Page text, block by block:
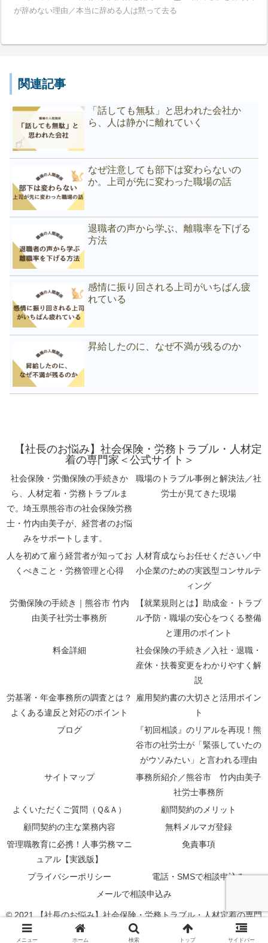
が辞めない理由／本当に辞める人は黙って去る
関連記事
「話しても無駄」と思われた会社か
ら、人は静かに離れていく
なぜ注意しても部下は変わらないの
か。上司が先に変わった職場の話
退職者の声から学ぶ、離職率を下げる
方法
感情に振り回される上司がいちばん疲
れている
昇給したのに、なぜ不満が残るのか
【社長のお悩み】社会保険・労務トラブル・人材定
着の専門家＜公式サイト＞
社会保険・労働保険の手続きか
ら、人材定着・労務トラブルま
で。埼玉県熊谷市の社会保険労務
士・竹内由美子が、経営者のお悩
みをサポートします。
職場のトラブル事例と解決法／社
労士が見てきた現場
人を初めて雇う経営者が知ってお
くべきこと・労務管理と心得
人材育成ならお任せください／中
小企業のための実践型コンサルテ
ィング
労働保険の手続き｜熊谷市 竹内
由美子社労士事務所
【就業規則とは】助成金・トラブ
ル予防・職場の安心をつくる整備
と運用のポイント
料金詳細
社会保険の手続き／入社・退職・
産休・扶養変更をわかりやすく解
説
労基署・年金事務所の調査とは？
よくある違反と対応のポイント
雇用契約書の大切さと活用ポイン
ト
ブログ
『初回相談』のリアルを再現！熊
谷市の社労士が「緊張していたの
がウソみたい」と言われる理由
サイトマップ
事務所紹介／熊谷市 竹内由美子
社労士事務所
よくいただくご質問（Ｑ&Ａ）
顧問契約のメリット
顧問契約の主な業務内容
無料メルマガ登録
管理職教育に必携！人事労務マニ
ュアル【実践版】
免責事項
プライバシーポリシー
電話・SMSで相談申込み
メールで相談申込み
© 2021 【社長のお悩み】社会保険・労務トラブル・人材定着の専門
家＜公式サイト＞.
メニュー ホーム 検索 トップ サイドバー